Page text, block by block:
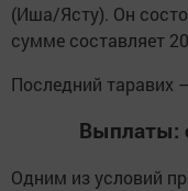
(Иша/Ясту). Он
сумме составляет
Последний таравих
Выплаты:
Одним из условий